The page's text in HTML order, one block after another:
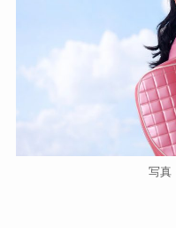
写真